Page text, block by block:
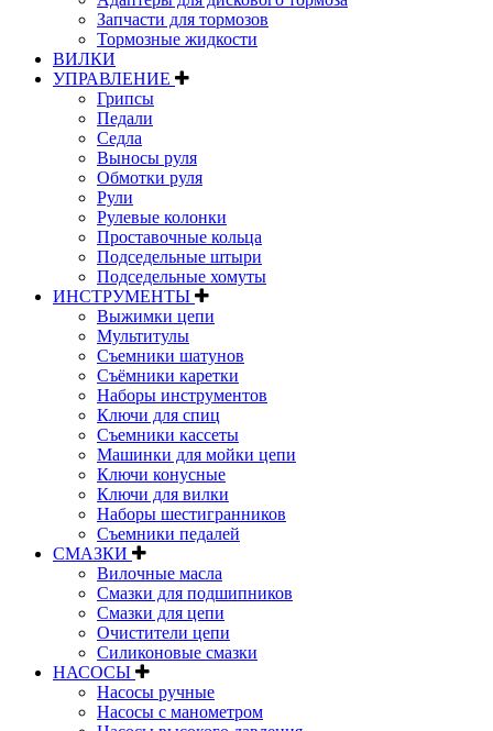
Запчасти для тормозов
Тормозные жидкости
ВИЛКИ
УПРАВЛЕНИЕ
Грипсы
Педали
Седла
Выносы руля
Обмотки руля
Рули
Рулевые колонки
Проставочные кольца
Подседельные штыри
Подседельные хомуты
ИНСТРУМЕНТЫ
Выжимки цепи
Мультитулы
Съемники шатунов
Съёмники каретки
Наборы инструментов
Ключи для спиц
Съемники кассеты
Машинки для мойки цепи
Ключи конусные
Ключи для вилки
Наборы шестигранников
Съемники педалей
СМАЗКИ
Вилочные масла
Смазки для подшипников
Смазки для цепи
Очистители цепи
Силиконовые смазки
НАСОСЫ
Насосы ручные
Насосы с манометром